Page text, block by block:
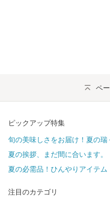
ペ
ピックアップ特集
旬の美味しさをお届け！夏の瑞
夏の挨拶、まだ間に合います。
夏の必需品！ひんやりアイテム
注目のカテゴリ